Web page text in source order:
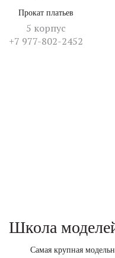
Прокат платьев
5 корпус
+7 977-802-2452
Школа
Самая крупная